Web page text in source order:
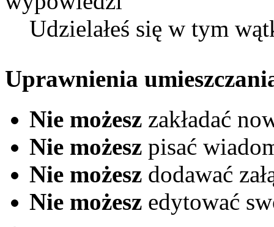
Udzielałeś się w tym
Uprawnienia
Nie możesz zakładać
Nie możesz pisać
Nie możesz dodawać
Nie możesz edytować